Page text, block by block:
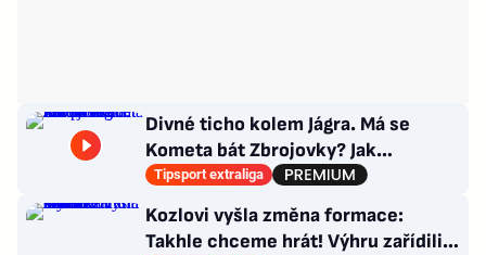
Divné ticho kolem Jágra. Má se
Kometa bát Zbrojovky? Jak
poskládat Pardubice
Tipsport extraliga
Kozlovi vyšla změna formace:
Takhle chceme hrát! Výhru zařídili